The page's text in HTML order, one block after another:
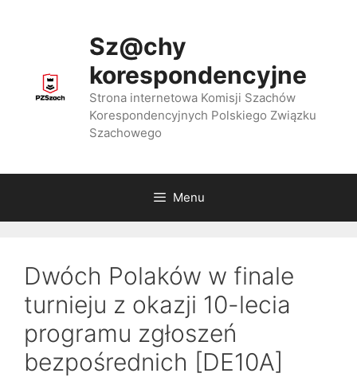
Sz@chy
korespondencyjne
Strona internetowa Komisji Szachów
Korespondencyjnych Polskiego Związku
Szachowego
Menu
Dwóch Polaków w finale
turnieju z okazji 10-lecia
programu zgłoszeń
bezpośrednich [DE10A]